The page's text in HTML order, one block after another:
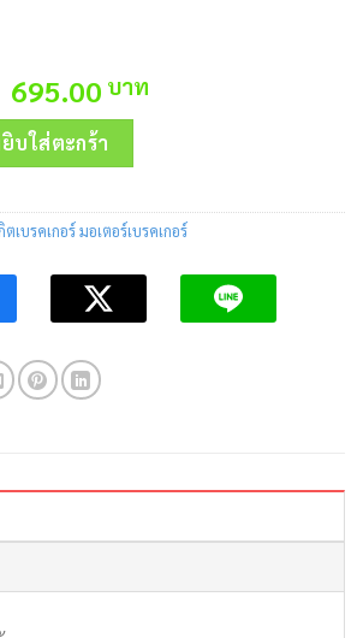
Original
price
was:
1,440.00 บาท.
695.00 บาท
กอร์ QO216VSC-10T 2P 16A 10kA Schneider
บใส่ตะกร้า
ตเบรคเกอร์ มอเตอร์เบรคเกอร์